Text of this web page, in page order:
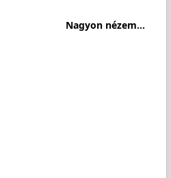
Nagyon nézem...